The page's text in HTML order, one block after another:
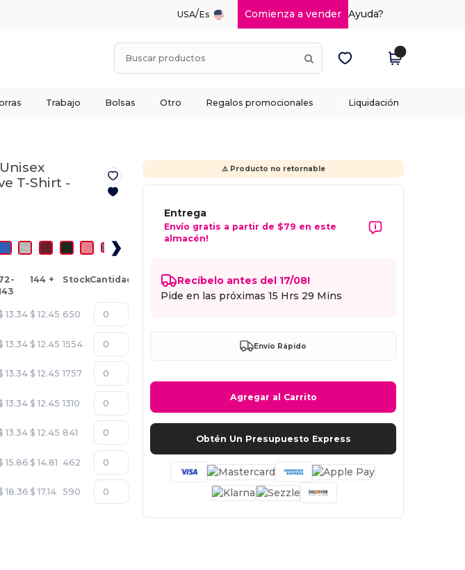
USA/Es Comienza a vender Ayuda?
Trabajo Bolsas Otro Regalos promocionales Liquidación
T-Shirt -
144 + StockCantidad
13.34 $ 12.45 650
13.34 $ 12.45 1554
13.34 $ 12.45 1757
13.34 $ 12.45 1310
13.34 $ 12.45 841
15.86 $ 14.81 462
18.36 $ 17.14 590
⚠️ Producto no retornable
Entrega
Envío gratis a partir de $79 en este
almacén!
Recíbelo antes del 17/08!
Pide en las próximas15 Hrs 29 Mins
Envío Rápido
Agregar al Carrito
Obtén Un Presupuesto Express